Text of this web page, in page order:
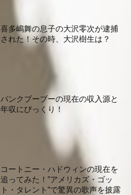
喜多嶋舞の息子の大沢零次が逮捕
された！その時、大沢樹生は？
パンクブーブーの現在の収入源と
年収にびっくり！
コートニー・ハドウィンの現在を
追ってみた！”アメリカズ・ゴッ
ト・タレント”で驚異の歌声を披露